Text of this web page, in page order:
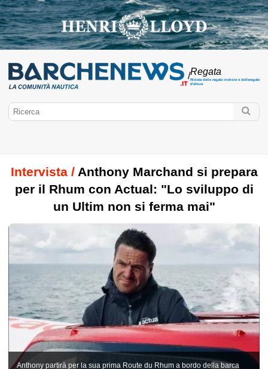
/Regata
Rivista delle regate inshore e delleregate
d'altura
BarcheNews.it
Regate e Gare
Marinai Vendée Globe Giochi Olimpici
ULTIM
IMOCA Oceano Cinquanta Circuito Figaro Bénéteau Transat
Jacques Vabre Solitaria del Figaro Route du Rhum Immagine
Mirabaud Yacht Racing Mini Transat Sfida Arkea Ultim Voiles
de Saint-Tropez Tour de France à la Voile Coppa America
Trofeo Jules Verne Vandea Arcotica Régates Royales di
Cannes Classe J Classe40 Classe Osiris ClassGlobe 5.80
Intervista / Anthony Marchand si prepara
per il Rhum con Actual: "Lo sviluppo di
un Ultim non si ferma mai"
Anthony partirà per la sua prima Route du Rhum a bordo della barca